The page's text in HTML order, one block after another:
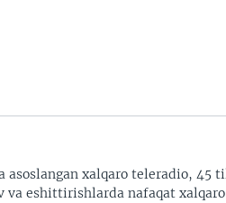
xalqaro teleradio, 45
eshittirishlarda nafaqat